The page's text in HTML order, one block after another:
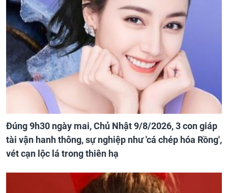
Đúng 9h30 ngày mai, Chủ Nhật 9/8/2026, 3 con giáp
tài vận hanh thông, sự nghiệp như 'cá chép hóa Rồng',
vét cạn lộc lá trong thiên hạ